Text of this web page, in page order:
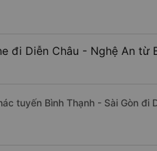
đi Diễn Châu - Nghệ An từ
tuyến Bình Thạnh - Sài Gòn đi